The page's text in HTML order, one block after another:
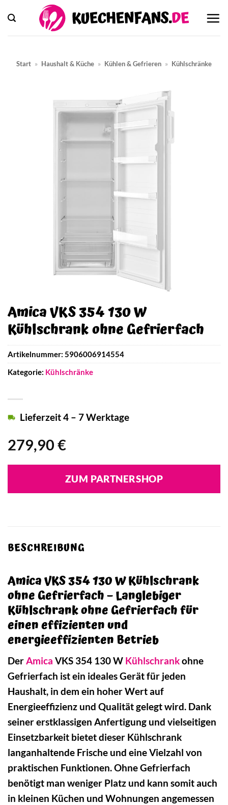
Inhalt
springen
Start » Haushalt & Küche » Kühlen & Gefrieren » Kühlschränke
Amica VKS 354 130 W
Kühlschrank ohne Gefrierfach
279,90 €
Lieferzeit 4 – 7 Werktage
ZUM PARTNERSHOP
Artikelnummer: 5906006914554
Kategorie: Kühlschränke
BESCHREIBUNG
Amica VKS 354 130 W Kühlschrank
ohne Gefrierfach – Langlebiger
Kühlschrank ohne Gefrierfach für
einen effizienten und
energieeffizienten Betrieb
DerAmica VKS 354 130 W Kühlschrankohne
Gefrierfach ist ein ideales Gerät für jeden
Haushalt, in dem ein hoher Wert auf
Energieeffizienz und Qualität gelegt wird. Dank
seiner erstklassigen Anfertigung und vielseitigen
Einsetzbarkeit bietet dieser Kühlschrank
langanhaltende Frische und eine Vielzahl von
praktischen Funktionen. Ohne Gefrierfach
benötigt man weniger Platz und kann somit auch
in kleinen Küchen und Wohnungen angemessen